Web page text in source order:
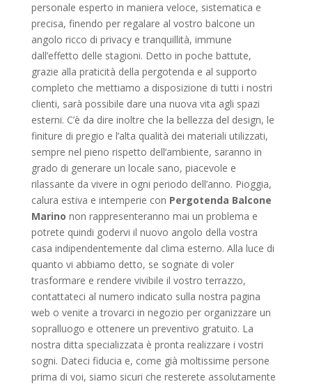
personale esperto in maniera veloce, sistematica e
precisa, finendo per regalare al vostro balcone un
angolo ricco di privacy e tranquillità, immune
dall’effetto delle stagioni. Detto in poche battute,
grazie alla praticità della pergotenda e al supporto
completo che mettiamo a disposizione di tutti i nostri
clienti, sarà possibile dare una nuova vita agli spazi
esterni. C’è da dire inoltre che la bellezza del design, le
finiture di pregio e l’alta qualità dei materiali utilizzati,
sempre nel pieno rispetto dell’ambiente, saranno in
grado di generare un locale sano, piacevole e
rilassante da vivere in ogni periodo dell’anno. Pioggia,
calura estiva e intemperie con Pergotenda Balcone
Marino non rappresenteranno mai un problema e
potrete quindi godervi il nuovo angolo della vostra
casa indipendentemente dal clima esterno. Alla luce di
quanto vi abbiamo detto, se sognate di voler
trasformare e rendere vivibile il vostro terrazzo,
contattateci al numero indicato sulla nostra pagina
web o venite a trovarci in negozio per organizzare un
sopralluogo e ottenere un preventivo gratuito. La
nostra ditta specializzata è pronta realizzare i vostri
sogni. Dateci fiducia e, come già moltissime persone
prima di voi, siamo sicuri che resterete assolutamente